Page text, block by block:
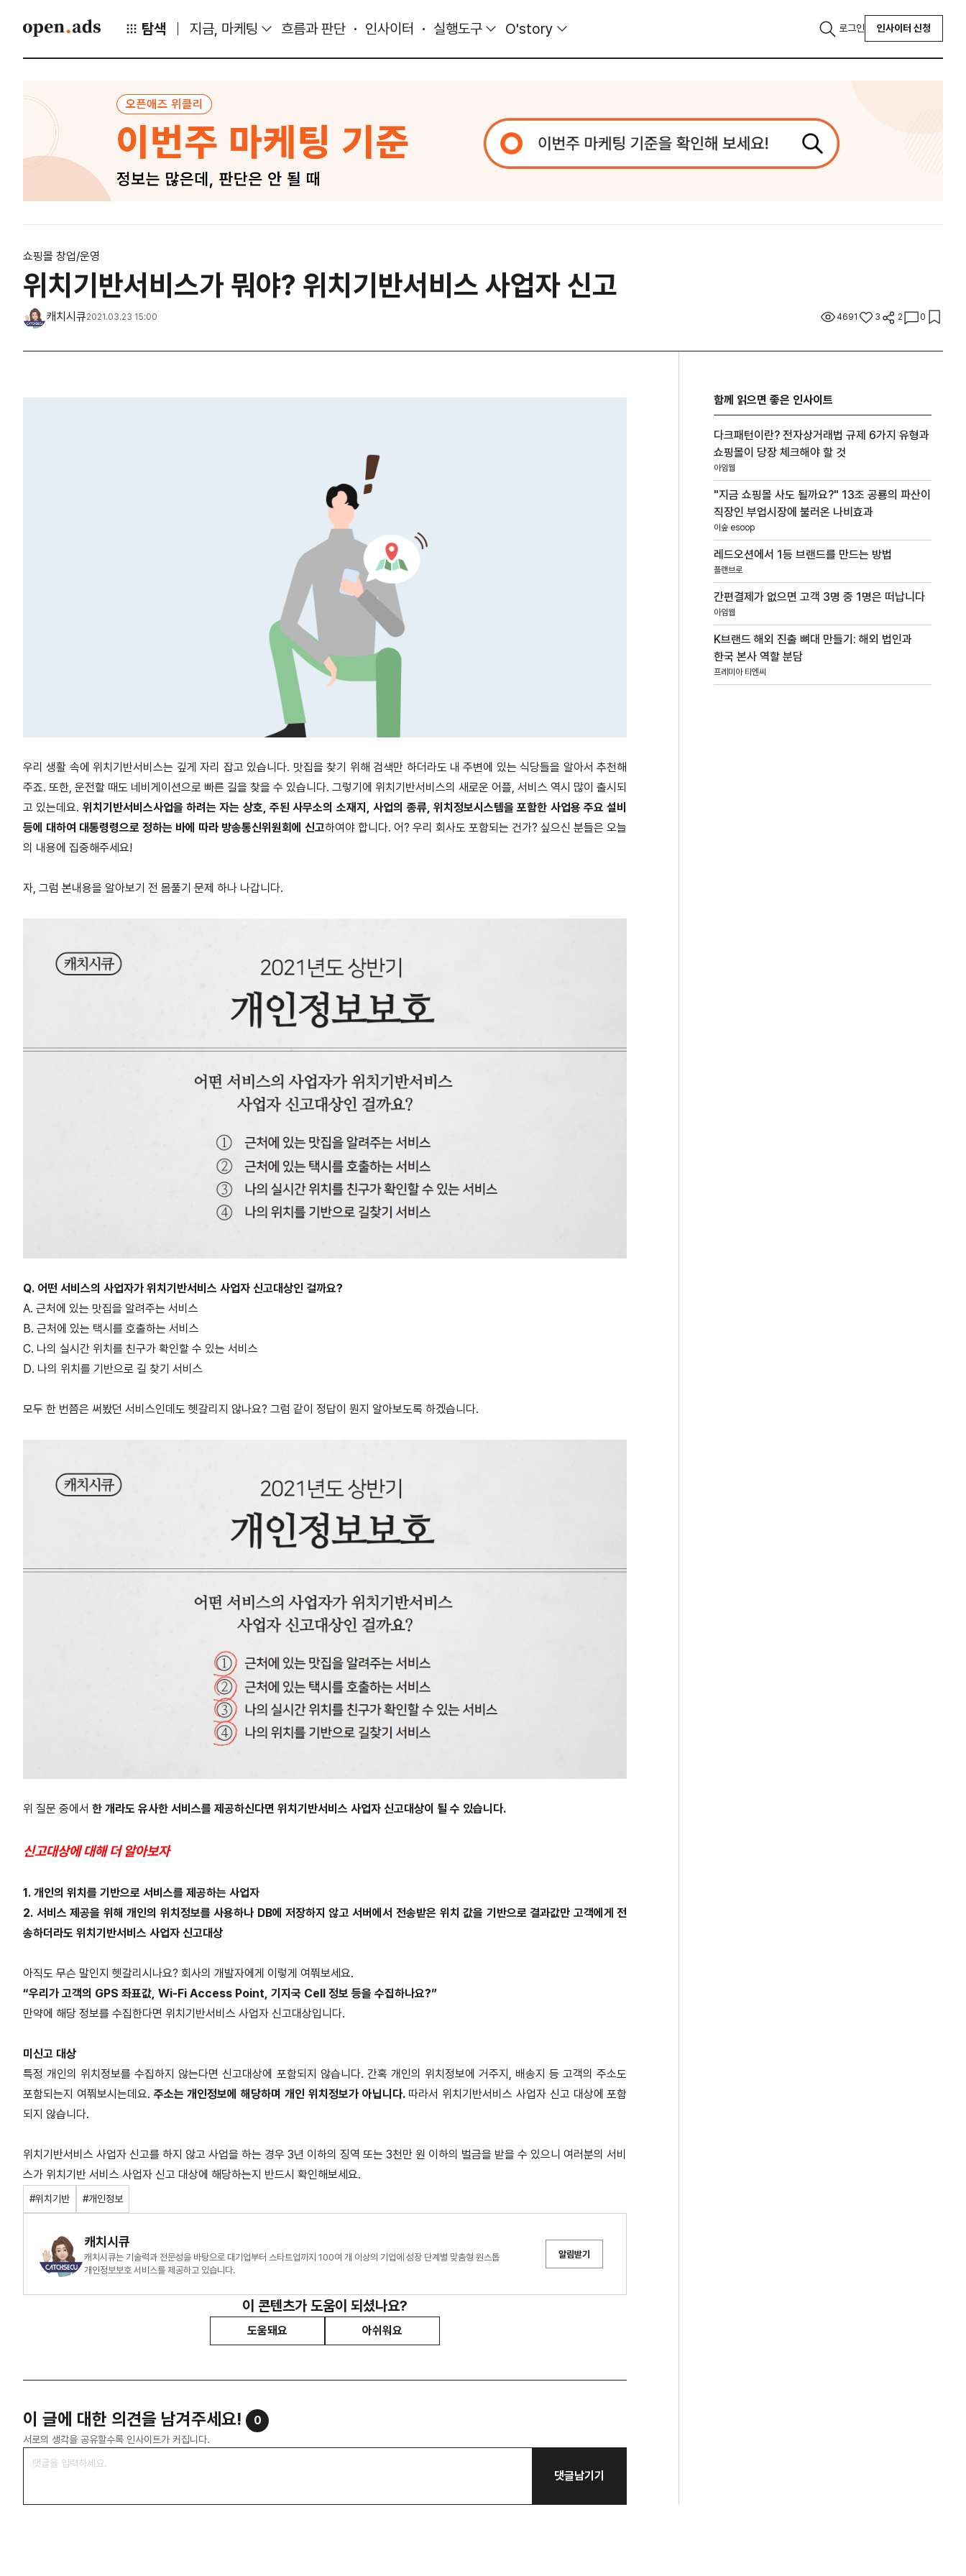
탐색 지금, 마케팅 흐름과 판단 인사이터 실행도구 O'story 로그인 인사이터 신청
쇼핑몰 창업/운영
위치기반서비스가 뭐야? 위치기반서비스 사업자 신고
캐치시큐2021.03.23 15:00 4691 3 2 0
우리 생활 속에 위치기반서비스는 깊게 자리 잡고 있습니다. 맛집을 찾기 위해 검색만 하더라도 내 주변에 있는 식당들을 알아서 추천해
주죠. 또한, 운전할 때도 네비게이션으로 빠른 길을 찾을 수 있습니다. 그렇기에 위치기반서비스의 새로운 어플, 서비스 역시 많이 출시되
고 있는데요. 위치기반서비스사업을 하려는 자는 상호, 주된 사무소의 소재지, 사업의 종류, 위치정보시스템을 포함한 사업용 주요 설비
등에 대하여 대통령령으로 정하는 바에 따라 방송통신위원회에 신고하여야 합니다. 어? 우리 회사도 포함되는 건가? 싶으신 분들은 오늘
의 내용에 집중해주세요!
자, 그럼 본내용을 알아보기 전 몸풀기 문제 하나 나갑니다.
Q. 어떤 서비스의 사업자가 위치기반서비스 사업자 신고대상인 걸까요?
A. 근처에 있는 맛집을 알려주는 서비스
B. 근처에 있는 택시를 호출하는 서비스
C. 나의 실시간 위치를 친구가 확인할 수 있는 서비스
D. 나의 위치를 기반으로 길 찾기 서비스
모두 한 번쯤은 써봤던 서비스인데도 헷갈리지 않나요? 그럼 같이 정답이 뭔지 알아보도록 하겠습니다.
위 질문 중에서 한 개라도 유사한 서비스를 제공하신다면 위치기반서비스 사업자 신고대상이 될 수 있습니다.
신고대상에 대해 더 알아보자
1. 개인의 위치를 기반으로 서비스를 제공하는 사업자
2. 서비스 제공을 위해 개인의 위치정보를 사용하나 DB에 저장하지 않고 서버에서 전송받은 위치 값을 기반으로 결과값만 고객에게 전
송하더라도 위치기반서비스 사업자 신고대상
아직도 무슨 말인지 헷갈리시나요? 회사의 개발자에게 이렇게 여쭤보세요.
“우리가 고객의 GPS 좌표값, Wi-Fi Access Point, 기지국 Cell 정보 등을 수집하나요?”
만약에 해당 정보를 수집한다면 위치기반서비스 사업자 신고대상입니다.
미신고 대상
특정 개인의 위치정보를 수집하지 않는다면 신고대상에 포함되지 않습니다. 간혹 개인의 위치정보에 거주지, 배송지 등 고객의 주소도
포함되는지 여쭤보시는데요. 주소는 개인정보에 해당하며 개인 위치정보가 아닙니다. 따라서 위치기반서비스 사업자 신고 대상에 포함
되지 않습니다.
위치기반서비스 사업자 신고를 하지 않고 사업을 하는 경우 3년 이하의 징역 또는 3천만 원 이하의 벌금을 받을 수 있으니 여러분의 서비
스가 위치기반 서비스 사업자 신고 대상에 해당하는지 반드시 확인해보세요.
#위치기반 #개인정보
캐치시큐
캐치시큐는 기술력과 전문성을 바탕으로 대기업부터 스타트업까지 100여 개 이상의 기업에 성장 단계별 맞춤형 원스톱
개인정보보호 서비스를 제공하고 있습니다.
알림받기
이 콘텐츠가 도움이 되셨나요?
도움돼요 아쉬워요
이 글에 대한 의견을 남겨주세요! 0
서로의 생각을 공유할수록 인사이트가 커집니다.
댓글남기기
함께 읽으면 좋은 인사이트
다크패턴이란? 전자상거래법 규제 6가지 유형과
쇼핑몰이 당장 체크해야 할 것
아임웹
"지금 쇼핑몰 사도 될까요?" 13조 공룡의 파산이
직장인 부업시장에 불러온 나비효과
이숲 esoop
레드오션에서 1등 브랜드를 만드는 방법
플랜브로
간편결제가 없으면 고객 3명 중 1명은 떠납니다
아임웹
K브랜드 해외 진출 뼈대 만들기: 해외 법인과
한국 본사 역할 분담
프레미아 티엔씨